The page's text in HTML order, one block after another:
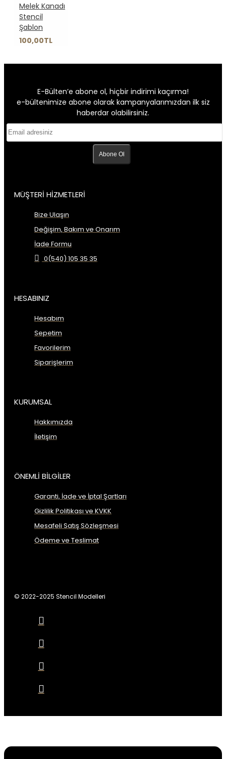
Melek Kanadı
Stencil
Şablon
100,00TL
E-Bülten’e abone ol, hiçbir indirimi kaçırma!
e-bültenimize abone olarak kampanyalarımızdan ilk siz
haberdar olabilirsiniz.
Abone Ol
MÜŞTERİ HİZMETLERİ
Bize Ulaşın
Değişim, Bakım ve Onarım
İade Formu
0(540) 105 35 35
HESABINIZ
Hesabım
Sepetim
Favorilerim
Siparişlerim
KURUMSAL
Hakkımızda
İletişim
ÖNEMLİ BİLGİLER
Garanti, İade ve İptal Şartları
Gizlilik Politikası ve KVKK
Mesafeli Satış Sözleşmesi
Ödeme ve Teslimat
© 2022-2025 Stencil Modelleri